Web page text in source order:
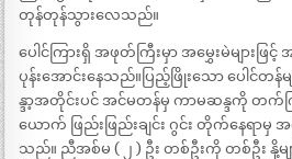
တုန်တုန်သွားလေသည်။
ပေါင်ကြားရှိ အဖုတ်ကြီးမှာ အမွှေးမဲများ
ပုန်းအောင်းနေသည်။ပြည့်ဖြိုးသော ပေါင်တန်မ
န္ဒာ့အတိုင်းပင် အင်မတန်မှ ကာမဆန္ဒကို တက်က
ယောက် ဖြည်းဖြည်းချင်း ဂွင်း တိုက်နေရာမှ
သည်။ ညီအစ်မ ( ၂ ) ဦး တစ်ဦးကို တစ်ဦး နို့